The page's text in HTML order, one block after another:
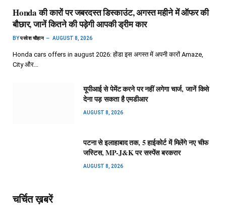
Honda की कारों पर जबरदस्त डिस्काउंट, अगस्त महीने में ऑफर की
बौछार, जानें कितने की पड़ेगी आपकी ड्रीम कार
BYपरवेश चौहान AUGUST 8, 2026
Honda cars offers in august 2026: होंडा इस अगस्त में अपनी कारों Amaze,
City और…
यूपीआई से पेमेंट करने पर नहीं लगेगा चार्ज, जानें किसे
देना पड़ सकता है एमडीआर
AUGUST 8, 2026
पटना से इलाहाबाद तक, 5 हाईकोर्ट में मिलेंगे नए चीफ
जस्टिस, MP-J&K पर सस्पेंस बरकरार
AUGUST 8, 2026
चर्चित ख़बरें